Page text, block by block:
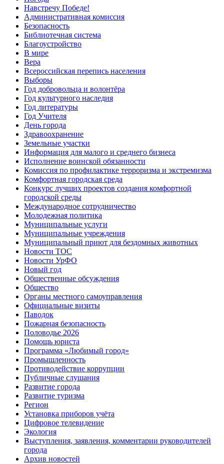
Навстречу Победе!
Административная комиссия
Безопасность
Библиотечная система
Благоустройство
В мире
Вера
Всероссийская перепись населения
Выборы
Год добровольца и волонтёра
Год культурного наследия
Год литературы
Год Учителя
День города
Здравоохранение
Земельные участки
Информация для малого и среднего бизнеса
Исполнение воинской обязанности
Комиссия по профилактике терроризма и экстремизма
Комфортная городская среда
Конкурс лучших проектов создания комфортной
городской среды
Международное сотрудничество
Молодежная политика
Муниципальные услуги
Муниципальные учреждения
Муниципальный приют для бездомных животных
Новости ТОС
Новости УрФО
Новый год
Общественные обсуждения
Общество
Органы местного самоуправления
Официальные визиты
Паводок
Пожарная безопасность
Половодье 2026
Помощь юриста
Программа «Любимый город»
Промышленность
Противодействие коррупции
Публичные слушания
Развитие города
Развитие туризма
Регион
Установка приборов учёта
Цифровое телевидение
Экология
Выступления, заявления, комментарии руководителей
города
Архив новостей